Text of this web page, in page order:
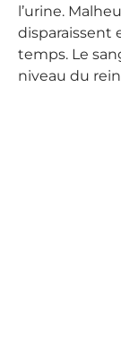
l’urine.
disparaissent
temps. Le
niveau du